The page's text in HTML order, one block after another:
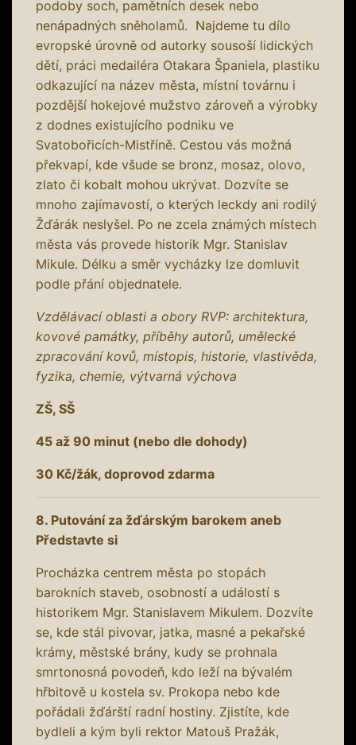
podoby soch, pamětních desek nebo
nenápadných sněholamů. Najdeme tu dílo
evropské úrovně od autorky sousoší lidických
dětí, práci medailéra Otakara Španiela, plastiku
odkazující na název města, místní továrnu i
pozdější hokejové mužstvo zároveň a výrobky
z dodnes existujícího podniku ve
Svatobořicích-Mistříně. Cestou vás možná
překvapí, kde všude se bronz, mosaz, olovo,
zlato či kobalt mohou ukrývat. Dozvíte se
mnoho zajímavostí, o kterých leckdy ani rodilý
Žďárák neslyšel. Po ne zcela známých místech
města vás provede historik Mgr. Stanislav
Mikule. Délku a směr vycházky lze domluvit
podle přání objednatele.
Vzdělávací oblasti a obory RVP: architektura,
kovové památky, příběhy autorů, umělecké
zpracování kovů, místopis, historie, vlastivěda,
fyzika, chemie, výtvarná výchova
ZŠ, SŠ
45 až 90 minut (nebo dle dohody)
30 Kč/žák, doprovod zdarma
8. Putování za žďárským barokem aneb
Představte si
Procházka centrem města po stopách
barokních staveb, osobností a událostí s
historikem Mgr. Stanislavem Mikulem. Dozvíte
se, kde stál pivovar, jatka, masné a pekařské
krámy, městské brány, kudy se prohnala
smrtonosná povodeň, kdo leží na bývalém
hřbitově u kostela sv. Prokopa nebo kde
pořádali žďárští radní hostiny. Zjistíte, kde
bydleli a kým byli rektor Matouš Pražák,